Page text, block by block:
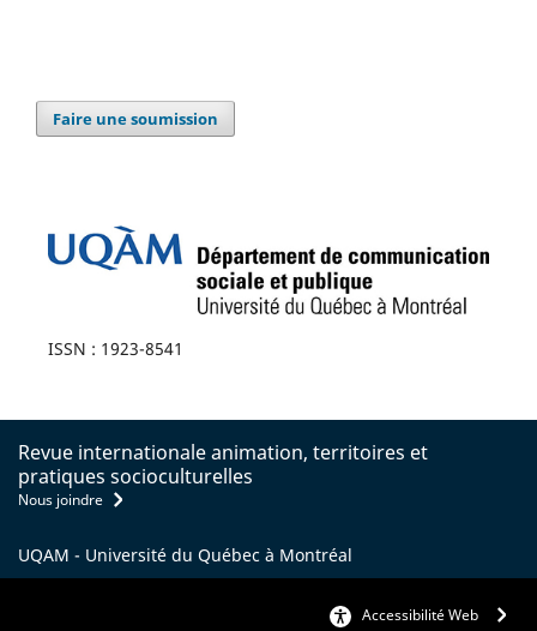
Faire une soumission
ISSN : 1923-8541
Revue internationale animation, territoires et
pratiques socioculturelles
Nous joindre
UQAM - Université du Québec à Montréal
Accessibilité Web